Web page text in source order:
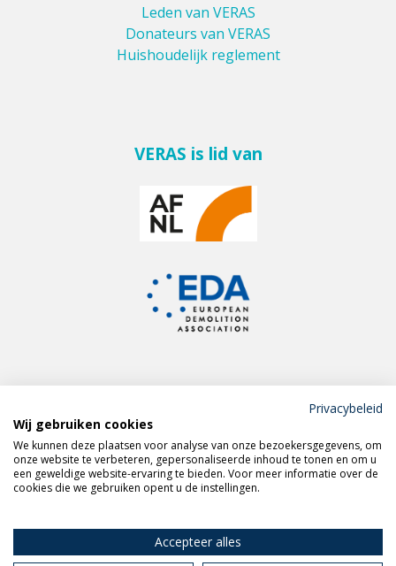
Leden van VERAS
Donateurs van VERAS
Huishoudelijk reglement
VERAS is lid van
Meld je aan voor de
VERAS nieuwsbrief
Volg VERAS op
Privacybeleid
Wij gebruiken cookies
We kunnen deze plaatsen voor analyse van onze bezoekersgegevens, om
onze website te verbeteren, gepersonaliseerde inhoud te tonen en om u
een geweldige website-ervaring te bieden. Voor meer informatie over de
cookies die we gebruiken opent u de instellingen.
Accepteer alles